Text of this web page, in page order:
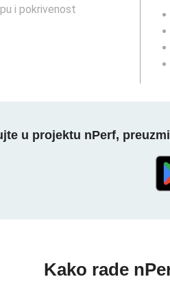
i pokrivenost
u projektu nPerf,
Kako rade